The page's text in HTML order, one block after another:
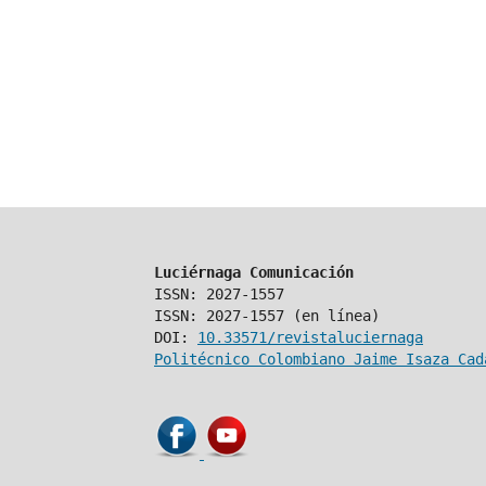
Luciérnaga Comunicación
ISSN: 2027-1557
ISSN: 2027-1557 (en línea)
DOI: 10.33571/revistaluciernaga
Politécnico Colombiano Jaime Isaza